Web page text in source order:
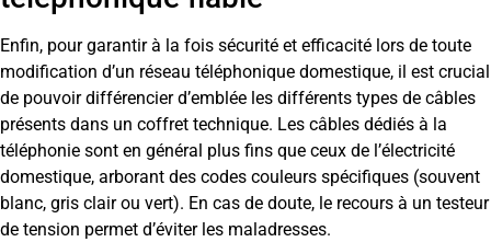
Enfin, pour garantir à la fois sécurité et efficacité lors de toute
modification d’un réseau téléphonique domestique, il est crucial
de pouvoir différencier d’emblée les différents types de câbles
présents dans un coffret technique. Les câbles dédiés à la
téléphonie sont en général plus fins que ceux de l’électricité
domestique, arborant des codes couleurs spécifiques (souvent
blanc, gris clair ou vert). En cas de doute, le recours à un testeur
de tension permet d’éviter les maladresses.